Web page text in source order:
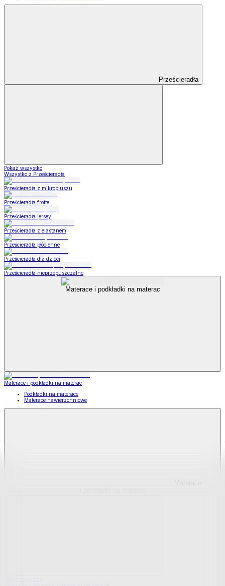
Prześcieradła
Pokaż wszystko
Wszystko z Prześcieradła
Prześcieradła z mikropluszu
Prześcieradła frotte
Prześcieradła jersey
Prześcieradła z elastanem
Prześcieradła płócienne
Prześcieradła dla dzieci
Prześcieradła nieprzepuszczalne
Materace i podkładki na materac
Materace i podkładki na materac
Podkładki na materace
Materace nawierzchniowe